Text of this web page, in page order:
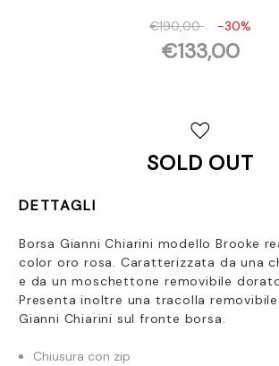
€190,00 -30%
€133,00
SOLD OUT
DETTAGLI
Borsa Gianni Chiarini modello Brooke
color oro rosa. Caratterizzata da una
e da un moschettone removibile
Presenta inoltre una tracolla
Gianni Chiarini sul fronte borsa.
Chiusura con zip